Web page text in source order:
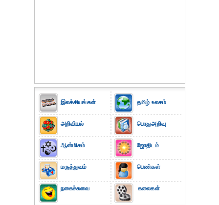
இலக்கியங்கள்
அறிவியல்
ஆன்மிகம்
மருத்துவம்
நகைச்சுவை
தமிழ் உலகம்
பொதுஅறிவு
ஜோதிடம்
பெண்கள்
கலைகள்